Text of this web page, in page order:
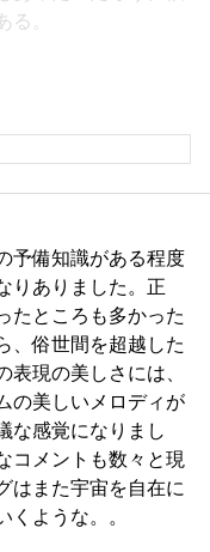
る。
予備知識がある程度
りありました。正
たところも多かった
、俗世間を超越した
表現の美しさには、
の美しいメロディが
な感覚になりまし
コメントも数々と現
はまた宇宙を自在に
くような。。